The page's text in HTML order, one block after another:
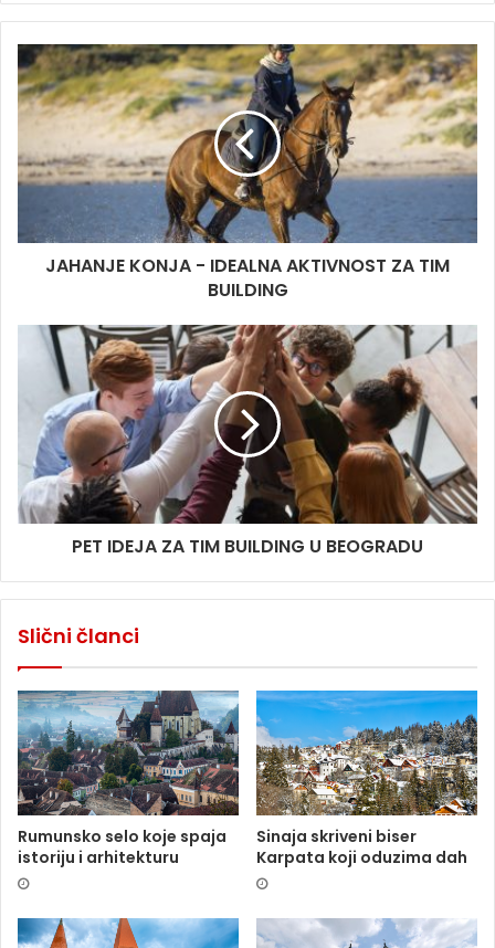
b
s
i
t
JAHANJE KONJA - IDEALNA AKTIVNOST ZA TIM
BUILDING
PET IDEJA ZA TIM BUILDING U BEOGRADU
Slični članci
Rumunsko selo koje spaja
istoriju i arhitekturu
Sinaja skriveni biser
Karpata koji oduzima dah